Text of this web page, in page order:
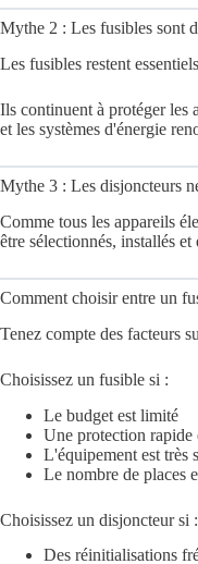
Mythe 2 : Les fusibles sont
Les fusibles restent
Ils continuent à protéger les
et les systèmes d'énergie
Mythe 3 : Les disjoncteurs
Comme tous les appareils
être sélectionnés, installés
Comment choisir entre un
Tenez compte des facteurs
Choisissez un fusible si :
Le budget est limité
Une protection rapide
L'équipement est très
Le nombre de places
Choisissez un disjoncteur si :
Des réinitialisations